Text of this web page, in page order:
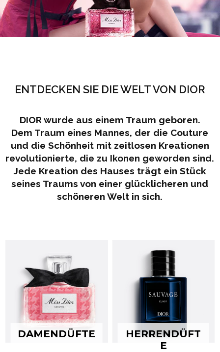
ENTDECKEN SIE DIE WELT VON DIOR
DIOR wurde aus einem Traum geboren.
Dem Traum eines Mannes, der die Couture
und die Schönheit mit zeitlosen Kreationen
revolutionierte, die zu Ikonen geworden sind.
Jede Kreation des Hauses trägt ein Stück
seines Traums von einer glücklicheren und
schöneren Welt in sich.
DAMENDÜFTE
HERRENDÜFT
E